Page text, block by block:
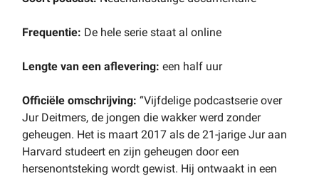
Frequentie: De hele serie staat al online
Lengte van een aflevering: een half uur
Officiële omschrijving: “Vijfdelige podcastserie over
Jur Deitmers, de jongen die wakker werd zonder
geheugen. Het is maart 2017 als de 21-jarige Jur aan
Harvard studeert en zijn geheugen door een
hersenontsteking wordt gewist. Hij ontwaakt in een